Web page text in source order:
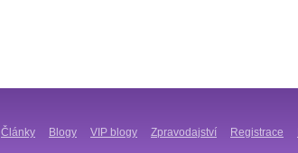
Články Blogy VIP blogy Zpravodajství Registrace